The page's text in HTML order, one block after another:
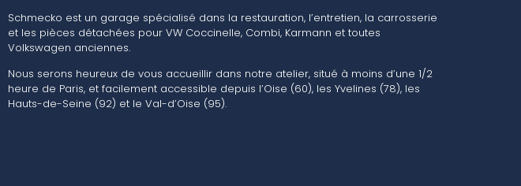
Schmecko est un garage spécialisé dans la restauration, l’entretien, la carrosserie
et les pièces détachées pour VW Coccinelle, Combi, Karmann et toutes
Volkswagen anciennes.
Nous serons heureux de vous accueillir dans notre atelier, situé à moins d’une 1/2
heure de Paris, et facilement accessible depuis l’Oise (60), les Yvelines (78), les
Hauts-de-Seine (92) et le Val-d’Oise (95).